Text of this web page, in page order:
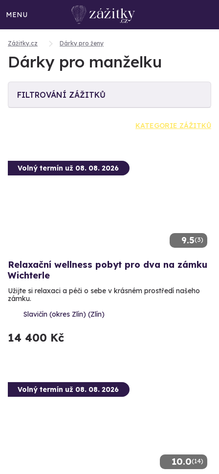
MENU
Zážitky.cz Dárky pro ženy
Dárky pro manželku
FILTROVÁNÍ ZÁŽITKŮ
KATEGORIE ZÁŽITKŮ
9.5(3)
Volný termín už 08. 08. 2026
Relaxační wellness pobyt pro dva na zámku
Wichterle
Užijte si relaxaci a péči o sebe v krásném prostředí našeho
zámku.
Slavičín (okres Zlín) (Zlín)
14 400 Kč
10.0(14)
Volný termín už 08. 08. 2026